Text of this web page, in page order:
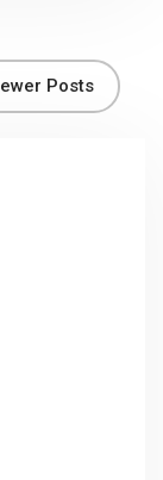
Posts